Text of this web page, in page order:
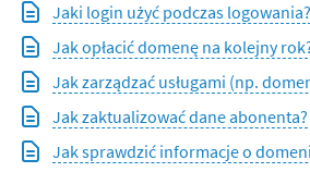
Jaki login użyć podczas logowania?
Jak opłacić domenę na kolejny
Jak zarządzać usługami (np.
Jak zaktualizować dane abonenta?
Jak sprawdzić informacje o